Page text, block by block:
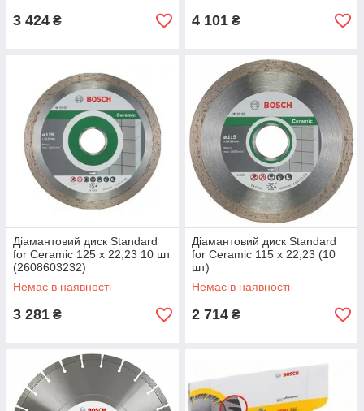
3 424 ₴ 4 101 ₴
Діамантовий диск Standard
for Ceramic 125 х 22,23 10 шт
(2608603232)
Немає в наявності
3 281 ₴
Діамантовий диск Standard
for Ceramic 115 х 22,23 (10
шт)
Немає в наявності
2 714 ₴